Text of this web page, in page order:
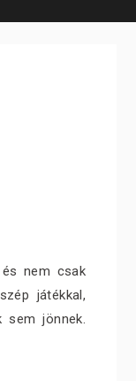
és nem csak
játékkal,
sem jönnek.